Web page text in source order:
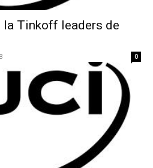
la Tinkoff leaders de
0